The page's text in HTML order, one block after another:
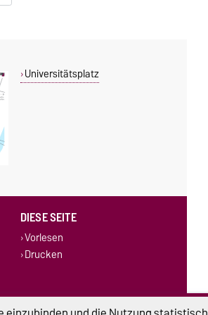
Universitätsplatz
DIESE SEITE
Vorlesen
Drucken